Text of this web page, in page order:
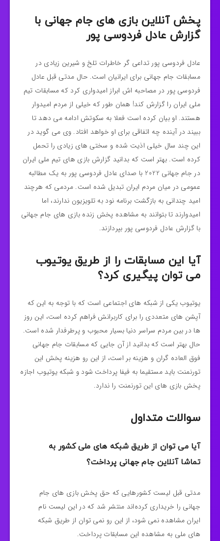
پخش آنلاین بازی های جام جهانی با
گزارش عادل فردوسی پور
عادل فردوسی پور تداعی گر خاطرات تلخ و شیرین زیادی در
مسابقات جام جهانی برای ایرانیان است. حال مدتی قبل عادل
فردوسی پور در مصاحبه اش ابراز امیدواری کرد که مسابقات تیم
ملی ایران را گزارش کند! همان طور که خیلی از مردم امیدوار
هستند. او بیان کرده است فعلا به سکوتش ادامه می دهد تا
ببیند در آینده چه اتفاقی برای او خواهد افتاد. وی می گوید در
این چند سال خیلی اذیت شده و سختی های زیادی را تحمل
کرده است. بهتر است که بدانید گزارش بازی های تیم ملی ایران
در جام جهانی 2022 با صدای عادل فردوسی پور به یک مطالبه
عمومی در میان مردم ایران تبدیل شده است. مردمی که هرچند
امید چندانی به بازگشت برنامه نود به تلویزیون ندارند، اما
امیدوارند تا بتوانند به مشاهده پخش زنده بازی های جام جهانی
با گزارش عادل فردوسی پور بپردازند.
آیا این مسابقات را از طریق یوتیوب
می توان پیگیری کرد؟
یوتیوب یکی از شبکه های اجتماعی است که با توجه به این که
آپشن های متعددی را برای کاربرانش فراهم کرده است، این روز
ها در بین مردم سراسر دنیا بسیار محبوب و پرطرفدار شده است.
حال بهتر است که بدانید از آن جایی که مسابقات جام جهانی
فوق العاده گران و هزینه بر است، از این رو هزینه پخش این
تورنمنت باید مستقیما به فیفا پرداخت شود و شبکه یوتیوب اجازه
پخش بازی های این تورنمنت را ندارد.
سوالات متداول
آیا می توان از طریق شبکه های ملی کشور به
تماشا آنلاین جام جهانی پرداخت؟
مدتی قبل لیست کشورهایی که حق پخش بازی های جام
جهانی را خریداری کرده‌اند منتشر شد که در این لیست نام
ایران مشاهده نمی شود، از این رو نمی‌ توان از طریق شبکه
های ملی به مشاهده این مسابقات پرداخت.